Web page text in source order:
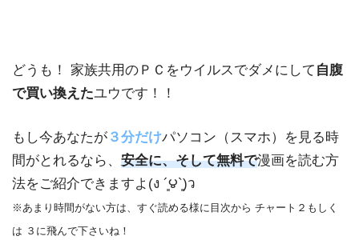
どうも！ 家族共用のＰＣをウイルスでダメにして 自腹
で買い換えたユウです！！
もし今あなたが ３分だけパソコン（スマホ）を見る時
間がとれるなら、 安全に、そして無料で漫画を読む方
法をご紹介できますよ(ง ´͈౪`͈)ว
※あまり時間がない方は、すぐ読める様に目次から チャート２もしく
は ３に飛んで下さいね！